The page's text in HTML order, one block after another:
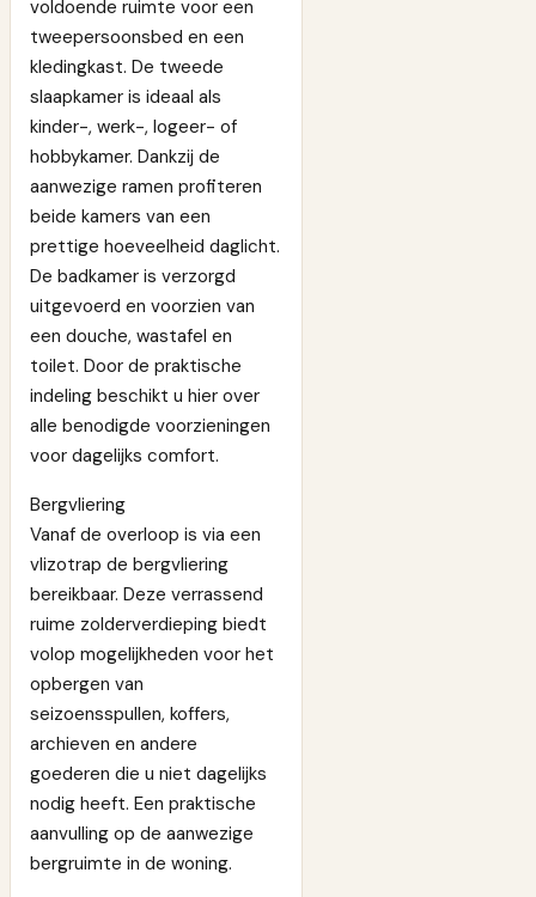
voldoende ruimte voor een
tweepersoonsbed en een
kledingkast. De tweede
slaapkamer is ideaal als
kinder-, werk-, logeer- of
hobbykamer. Dankzij de
aanwezige ramen profiteren
beide kamers van een
prettige hoeveelheid daglicht.
De badkamer is verzorgd
uitgevoerd en voorzien van
een douche, wastafel en
toilet. Door de praktische
indeling beschikt u hier over
alle benodigde voorzieningen
voor dagelijks comfort.
Bergvliering
Vanaf de overloop is via een
vlizotrap de bergvliering
bereikbaar. Deze verrassend
ruime zolderverdieping biedt
volop mogelijkheden voor het
opbergen van
seizoensspullen, koffers,
archieven en andere
goederen die u niet dagelijks
nodig heeft. Een praktische
aanvulling op de aanwezige
bergruimte in de woning.